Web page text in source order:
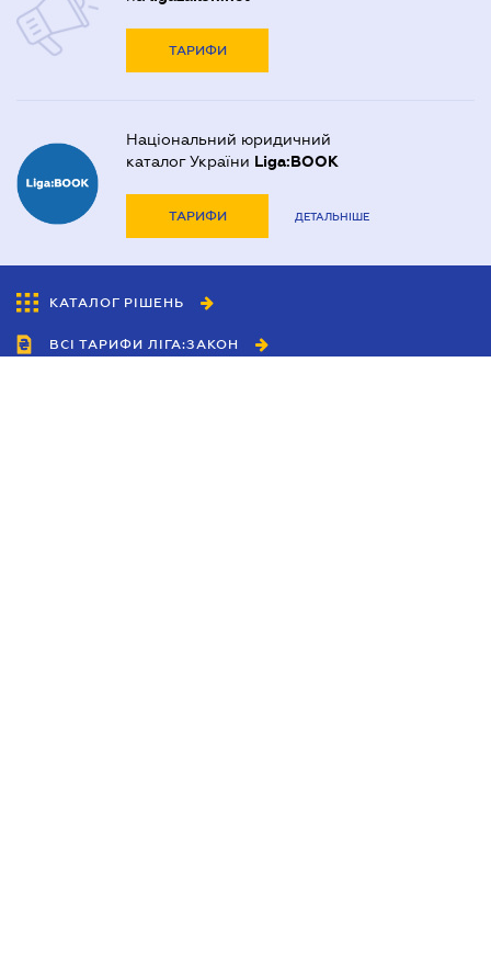
ТАРИФИ
Національний юридичний
каталог України Liga:BOOK
ТАРИФИ ДЕТАЛЬНІШЕ
КАТАЛОГ РІШЕНЬ
ВСІ ТАРИФИ ЛІГА:ЗАКОН